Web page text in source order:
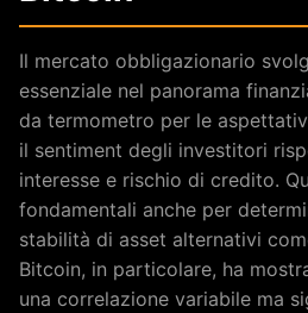
Il mercato obbligazionario
essenziale nel panorama
da termometro per le
il sentiment degli investitori
interesse e rischio di credito.
fondamentali anche per
stabilità di asset alternativi
Bitcoin, in particolare, ha
una correlazione variabile ma